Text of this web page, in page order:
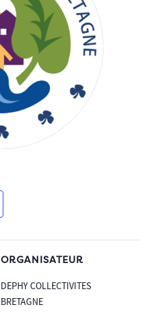
ORGANISATEUR
DEPHY COLLECTIVITES
BRETAGNE